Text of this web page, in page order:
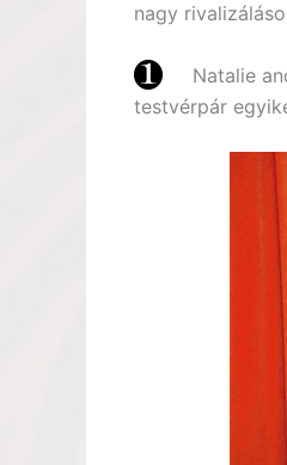
nagy
Natalie
testvérpár